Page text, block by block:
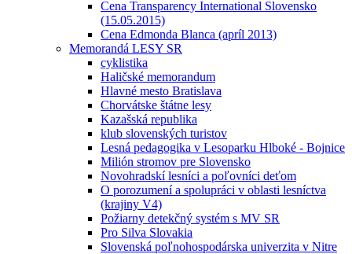
Cena Transparency International Slovensko
(15.05.2015)
Cena Edmonda Blanca (apríl 2013)
Memorandá LESY SR
cyklistika
Haličské memorandum
Hlavné mesto Bratislava
Chorvátske štátne lesy
Kazašská republika
klub slovenských turistov
Lesná pedagogika v Lesoparku Hlboké - Bojnice
Milión stromov pre Slovensko
Novohradskí lesníci a poľovníci deťom
O porozumení a spolupráci v oblasti lesníctva
(krajiny V4)
Požiarny detekčný systém s MV SR
Pro Silva Slovakia
Slovenská poľnohospodárska univerzita v Nitre